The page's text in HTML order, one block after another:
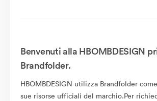
Benvenuti alla HBOMBDESIGN
Brandfolder.
HBOMBDESIGN utilizza Brandfolder
sue risorse ufficiali del marchio.Per